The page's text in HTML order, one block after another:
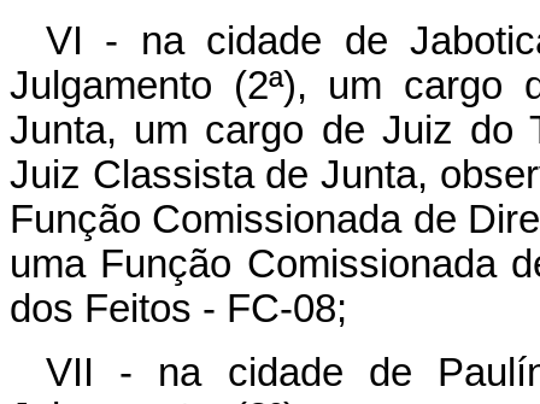
VI - na cidade de
Julgamento (2ª), um cargo
Junta, um cargo de Juiz do
Juiz Classista de Junta,
Função Comissionada de
uma Função Comissionada
dos Feitos - FC-08;
VII - na cidade de